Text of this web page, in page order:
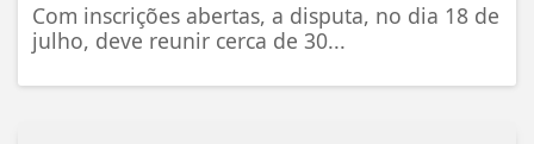
Com inscrições abertas, a disputa, no dia 18 de
julho, deve reunir cerca de 30...